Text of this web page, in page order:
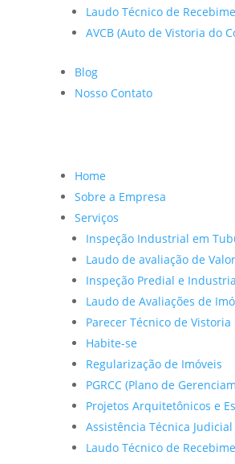
Laudo Técnico de
AVCB (Auto de Vistoria do
Blog
Nosso Contato
Home
Sobre a Empresa
Serviços
Inspeção Industrial em
Laudo de avaliação de
Inspeção Predial e
Laudo de Avaliações de
Parecer Técnico de Vistoria
Habite-se
Regularização de Imóveis
PGRCC (Plano de
Projetos Arquitetônicos e
Assistência Técnica Judicial
Laudo Técnico de